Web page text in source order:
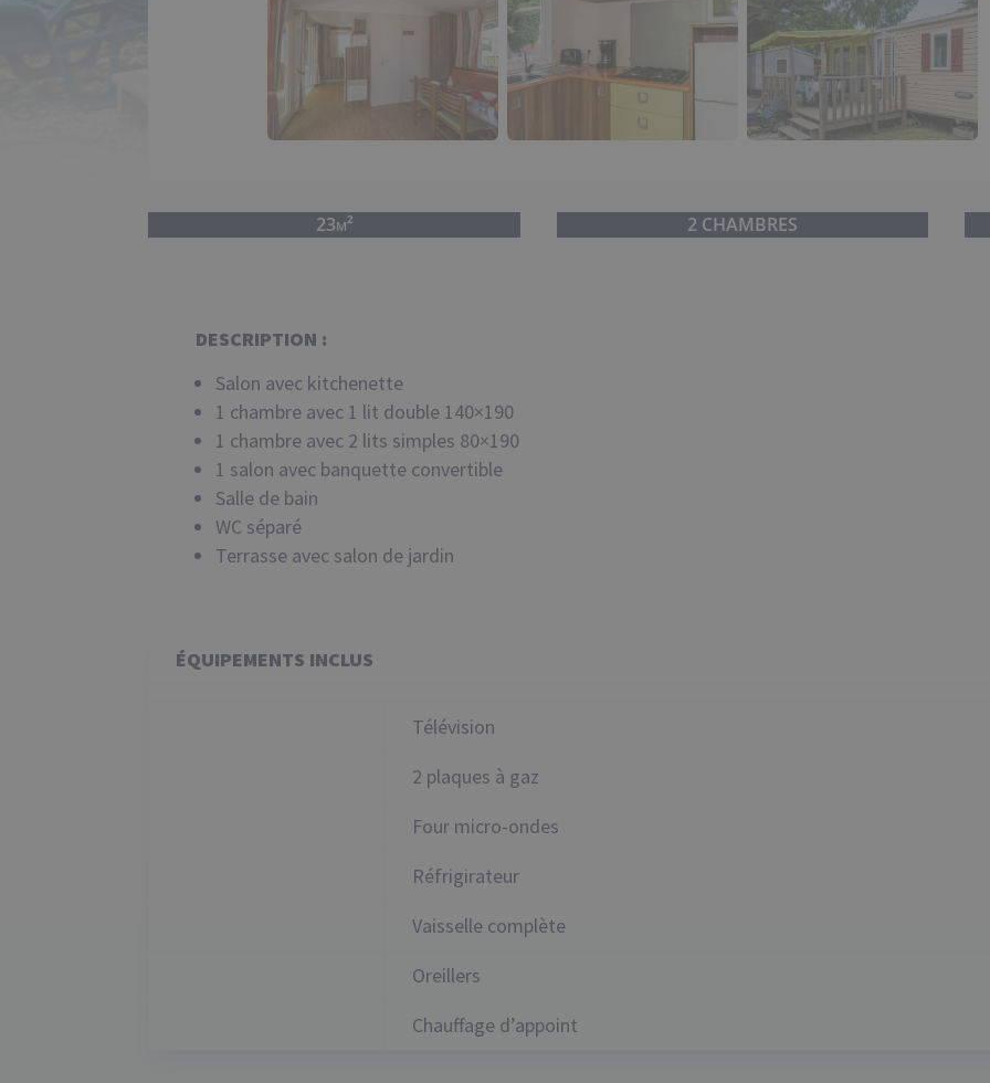
23m² 2 CHAMBRES
DESCRIPTION :
Salon avec kitchenette
1 chambre avec 1 lit double 140×190
1 chambre avec 2 lits simples 80×190
1 salon avec banquette convertible
Salle de bain
WC séparé
Terrasse avec salon de jardin
ÉQUIPEMENTS INCLUS
Télévision
2 plaques à gaz
Four micro-ondes
Réfrigirateur
Vaisselle complète
Oreillers
Chauffage d’appoint